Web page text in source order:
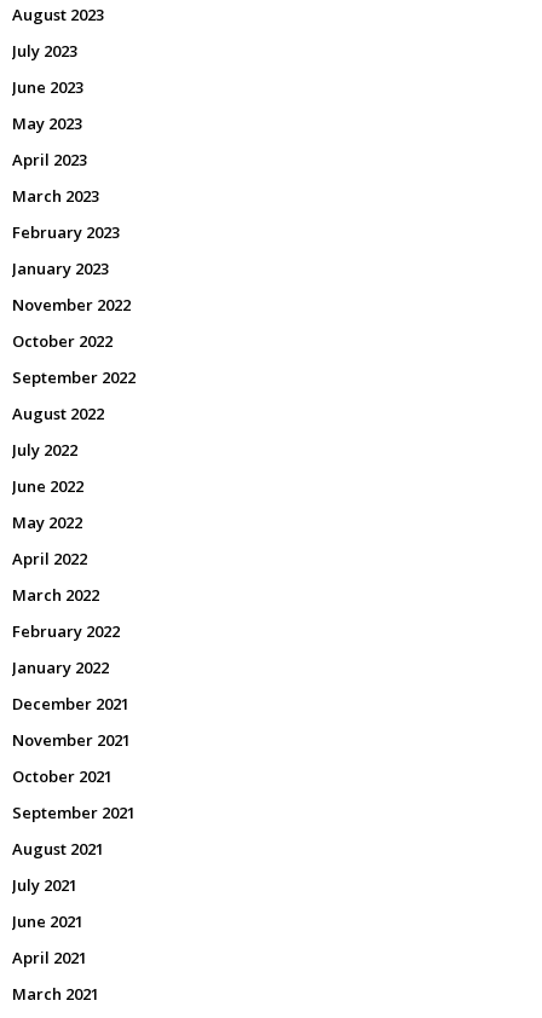
August 2023
July 2023
June 2023
May 2023
April 2023
March 2023
February 2023
January 2023
November 2022
October 2022
September 2022
August 2022
July 2022
June 2022
May 2022
April 2022
March 2022
February 2022
January 2022
December 2021
November 2021
October 2021
September 2021
August 2021
July 2021
June 2021
April 2021
March 2021